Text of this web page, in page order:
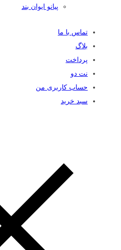
پیانو ایوان بند
تماس با ما
بلاگ
پرداخت
نت دو
حساب کاربری من
سبد خرید